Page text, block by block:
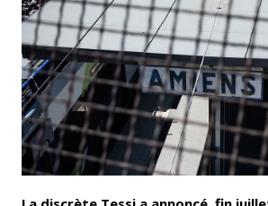
Email Facebook
Bluesky Whatsapp